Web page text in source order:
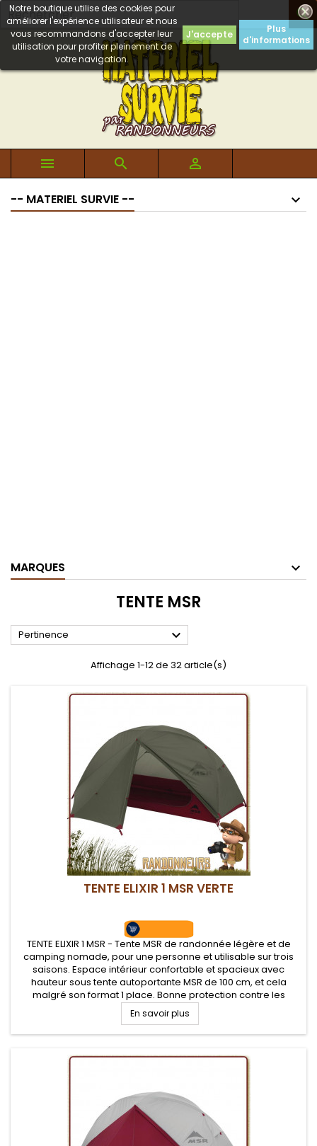

Notre boutique utilise des cookies pour
améliorer l'expérience utilisateur et nous
vous recommandons d'accepter leur
utilisation pour profiter pleinement de
votre navigation.
J'accepte
Plus
d'informations
  
-- MATERIEL SURVIE --
MARQUES
TENTE MSR
Pertinence 
Affichage 1-12 de 32 article(s)
TENTE ELIXIR 1 MSR VERTE
TENTE ELIXIR 1 MSR - Tente MSR de randonnée légère et de
camping nomade, pour une personne et utilisable sur trois
saisons. Espace intérieur confortable et spacieux avec
hauteur sous tente autoportante MSR de 100 cm, et cela
malgré son format 1 place. Bonne protection contre les
intempéries. Tapis de sol fourni.
En savoir plus